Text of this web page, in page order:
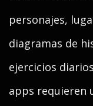
personajes,
diagramas de
ejercicios
apps requieren